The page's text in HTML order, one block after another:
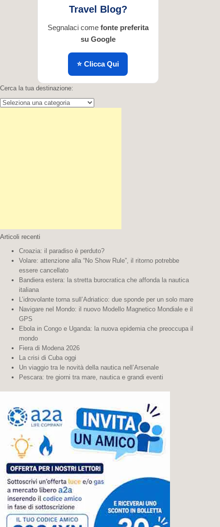
Travel Blog?
Segnalaci come fonte preferita
su Google
⭐ Clicca Qui
Cerca la tua destinazione:
Cerca la tua destinazione:
Articoli recenti
Croazia: il paradiso è perduto?
Volare: attenzione alla “No Show Rule”, il ritorno potrebbe
essere cancellato
Bandiera estera: la stretta burocratica che affonda la nautica
italiana
L’idrovolante torna sull’Adriatico: due sponde per un solo mare
Navigare nel Mondo: il nuovo Modello Magnetico Mondiale e il
GPS
Ebola in Congo e Uganda: la nuova epidemia che preoccupa il
mondo
Fiera di Modena 2026
La crisi di Cuba oggi
Un viaggio tra le novità della nautica nell’Arsenale
Pescara: tre giorni tra mare, nautica e grandi eventi